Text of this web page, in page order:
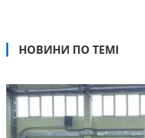
НОВИНИ ПО ТЕМІ